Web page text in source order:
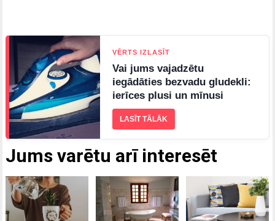
Jums varētu arī interesēt
VĒRTS IZLASĪT
Vai jums vajadzētu
iegādāties bezvadu gludekli:
ierīces plusi un mīnusi
LASĪT TĀLĀK